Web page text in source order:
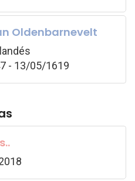
Oldenbarnevelt
- 13/05/1619